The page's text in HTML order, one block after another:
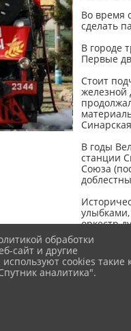
Во время
сделать
В городе
Первые
Стоит
железной
В годы
станции
Союза
оркестр
обработки
сайт и другие
cookies такие
аналитика".